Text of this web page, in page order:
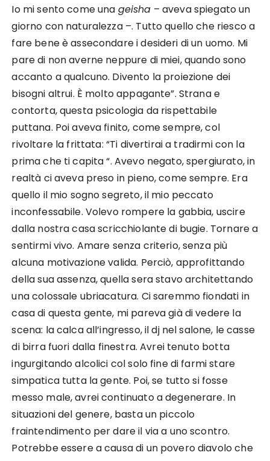
Io mi sento come una geisha – aveva spiegato un
giorno con naturalezza –. Tutto quello che riesco a
fare bene è assecondare i desideri di un uomo. Mi
pare di non averne neppure di miei, quando sono
accanto a qualcuno. Divento la proiezione dei
bisogni altrui. È molto appagante”. Strana e
contorta, questa psicologia da rispettabile
puttana. Poi aveva finito, come sempre, col
rivoltare la frittata: “Ti divertirai a tradirmi con la
prima che ti capita “. Avevo negato, spergiurato, in
realtà ci aveva preso in pieno, come sempre. Era
quello il mio sogno segreto, il mio peccato
inconfessabile. Volevo rompere la gabbia, uscire
dalla nostra casa scricchiolante di bugie. Tornare a
sentirmi vivo. Amare senza criterio, senza più
alcuna motivazione valida. Perciò, approfittando
della sua assenza, quella sera stavo architettando
una colossale ubriacatura. Ci saremmo fiondati in
casa di questa gente, mi pareva già di vedere la
scena: la calca all’ingresso, il dj nel salone, le casse
di birra fuori dalla finestra. Avrei tenuto botta
ingurgitando alcolici col solo fine di farmi stare
simpatica tutta la gente. Poi, se tutto si fosse
messo male, avrei continuato a degenerare. In
situazioni del genere, basta un piccolo
fraintendimento per dare il via a uno scontro.
Potrebbe essere a causa di un povero diavolo che